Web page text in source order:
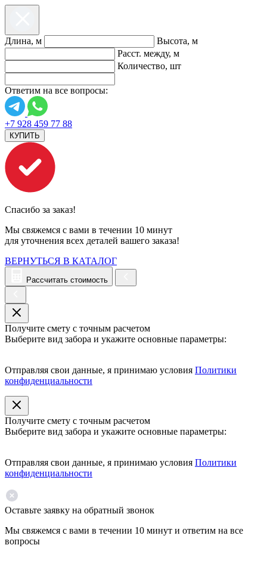
Длина, м
Высота, м
Расст. между, м
Количество, шт
Ответим на все вопросы:
+7 928 459 77 88
КУПИТЬ
Спасибо за заказ!
Мы свяжемся с вами в течении 10 минут
для уточнения всех деталей вашего заказа!
ВЕРНУТЬСЯ В КАТАЛОГ
Рассчитать стоимость
Получите смету с точным расчетом
Выберите вид забора и укажите основные параметры:
Отправляя свои данные, я принимаю условия Политики
конфиденциальности
Получите смету с точным расчетом
Выберите вид забора и укажите основные параметры:
Отправляя свои данные, я принимаю условия Политики
конфиденциальности
Оставьте заявку на обратный звонок
Мы свяжемся с вами в течении 10 минут и ответим на все
вопросы